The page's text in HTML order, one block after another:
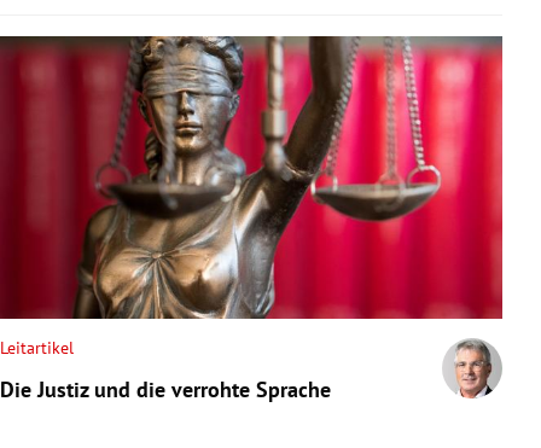
Leitartikel
Die Justiz und die verrohte Sprache